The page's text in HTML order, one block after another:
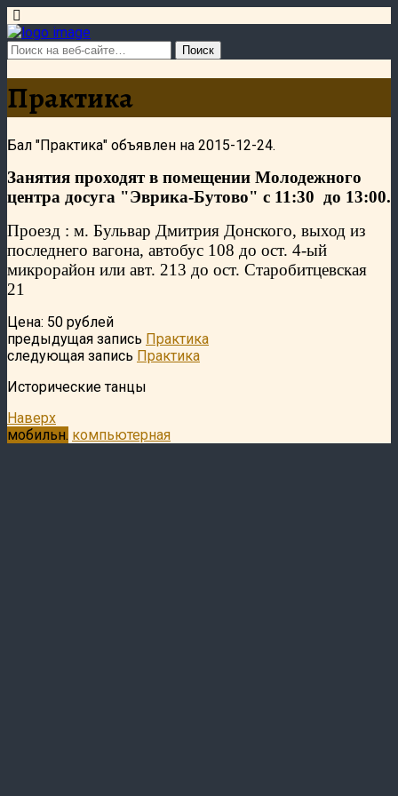
Практика
Бал "Практика" объявлен на 2015-12-24.
Занятия проходят в помещении Молодежного
центра досуга "Эврика-Бутово" с 11:30 до 13:00.
Проезд : м. Бульвар Дмитрия Донского, выход из
последнего вагона, автобус 108 до ост. 4-ый
микрорайон или авт. 213 до ост. Старобитцевская
21
Цена: 50 рублей
предыдущая запись Практика
следующая запись Практика
Исторические танцы
Наверх
мобильн. компьютерная